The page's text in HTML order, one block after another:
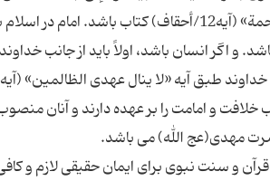
قبله کتاب موسی إماماً و رحمة» (آیه12/أحقاف)
و اگر انسان باشد، اولاً باید از جانب
و امامت را بر عهده دارند و آنان
و سنت نبوی برای ایمان حقیقی لازم